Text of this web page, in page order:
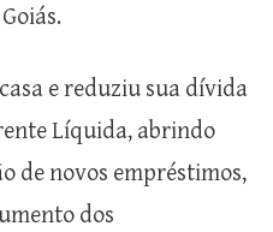
e reduziu sua dívida
Líquida, abrindo
de novos empréstimos,
dos